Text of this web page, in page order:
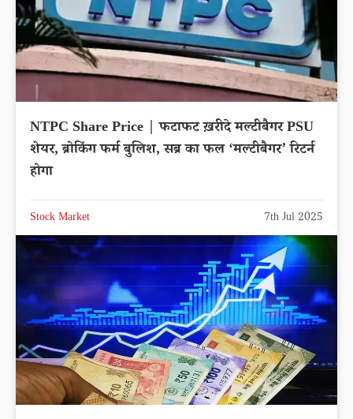
NTPC Share Price | फटाफट ख़रीदे मल्टीबैगर PSU
शेयर, ब्रोकिंग फर्म बुलिश, सब्र का फल ‘मल्टीबैगर’ रिटर्न
होगा
Stock Market 7th Jul 2025